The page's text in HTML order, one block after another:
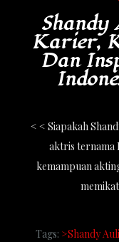
Karier,
Dan
< < Siapakah
aktris ternama
kemampuan
Tags: >Shandy